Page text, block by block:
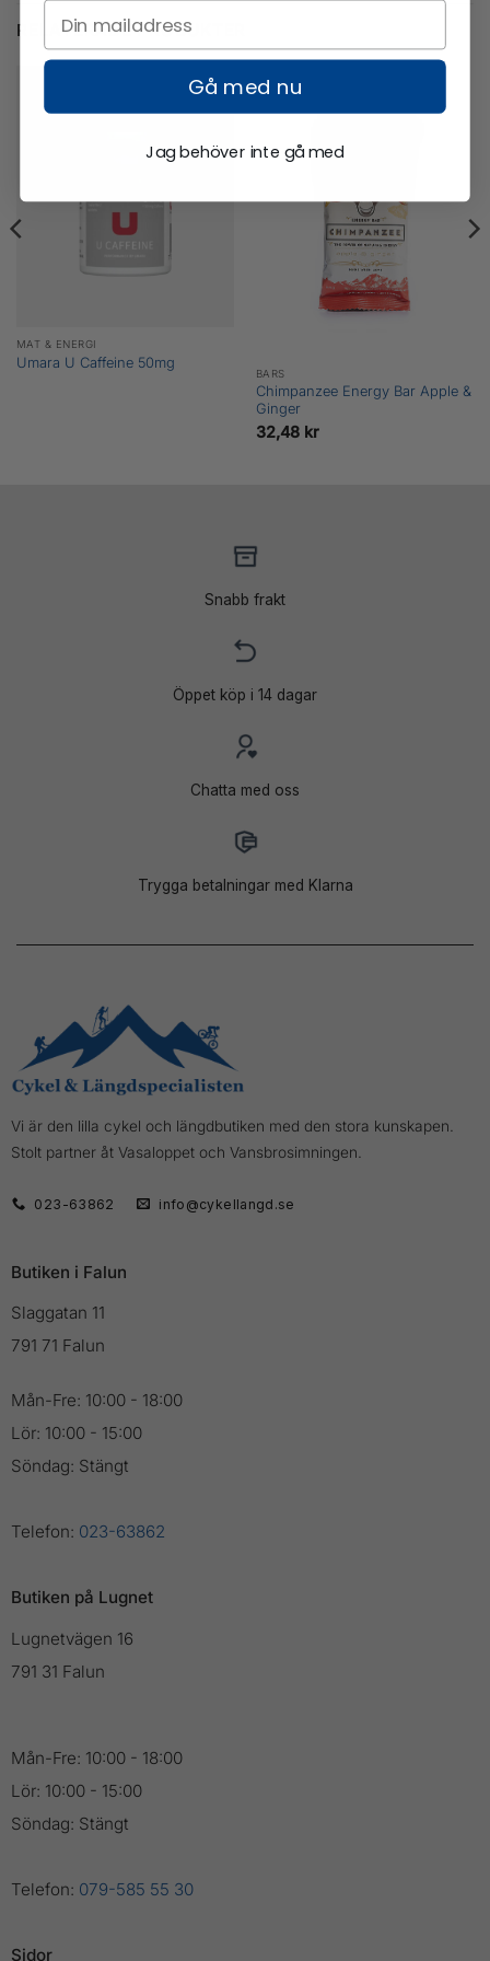
RELATERADE PRODUKTER
MAT & ENERGI
Umara U Caffeine 50mg
BARS
Chimpanzee Energy Bar Apple &
Ginger
32,48 kr
Snabb frakt
Öppet köp i 14 dagar
Chatta med oss
Trygga betalningar med Klarna
Vi är den lilla cykel och längdbutiken med den stora kunskapen.
Stolt partner åt Vasaloppet och Vansbrosimningen.
023-63862 info@cykellangd.se
Butiken i Falun
Slaggatan 11
791 71 Falun
Mån-Fre: 10:00 - 18:00
Lör: 10:00 - 15:00
Söndag: Stängt
Telefon: 023-63862
Butiken på Lugnet
Lugnetvägen 16
791 31 Falun
Mån-Fre: 10:00 - 18:00
Lör: 10:00 - 15:00
Söndag: Stängt
Telefon: 079-585 55 30
Sidor
Gå med nu
Jag behöver inte gå med